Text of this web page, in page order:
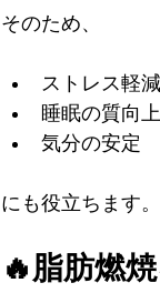
そのため、
ストレス軽減
睡眠の質向上
気分の安定
にも役立ちます。
🔥脂肪燃